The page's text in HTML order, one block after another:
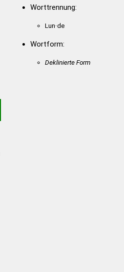
Worttrennung:
Lun·de
Wortform:
Deklinierte Form